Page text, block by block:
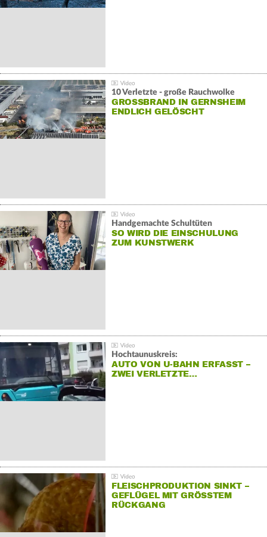
10 Verletzte - große Rauchwolke
GROSSBRAND IN GERNSHEIM E
NDLICH GELÖSCHT
Handgemachte Schultüten
SO WIRD DIE EINSCHULUNG
ZUM KUNSTWERK
Hochtaunuskreis:
AUTO VON U-BAHN ERFASST –
ZWEI VERLETZTE…
FLEISCHPRODUKTION SINKT –
GEFLÜGEL MIT GRÖSSTEM R
ÜCKGANG